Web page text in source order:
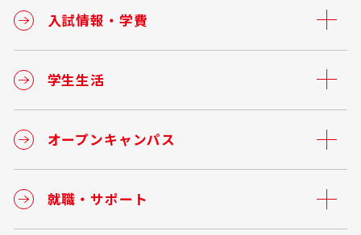
入試情報・学費
学生生活
オープンキャンパス
就職・サポート